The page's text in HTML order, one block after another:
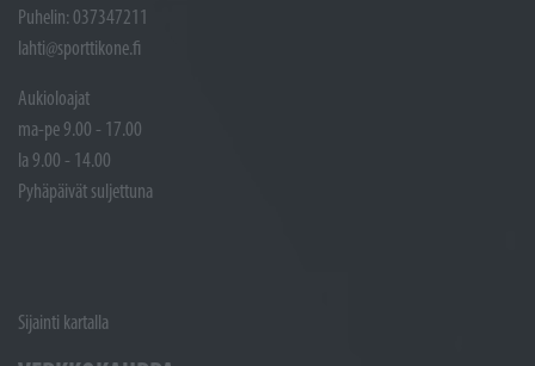
Puhelin: 037347211
lahti@sporttikone.fi
Aukioloajat
ma-pe 9.00 - 17.00
la 9.00 - 14.00
Pyhäpäivät suljettuna
Sijainti kartalla